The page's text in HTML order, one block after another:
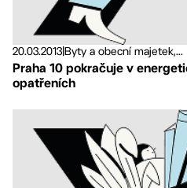
20.03.2013|Byty a obecní majetek,...
Praha 10 pokračuje v
opatřeních